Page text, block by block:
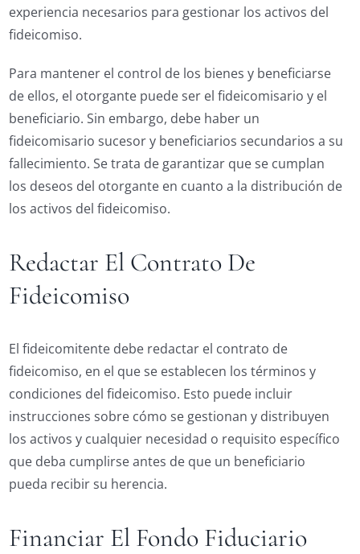
experiencia necesarios para gestionar los activos del
fideicomiso.
Para mantener el control de los bienes y beneficiarse
de ellos, el otorgante puede ser el fideicomisario y el
beneficiario. Sin embargo, debe haber un
fideicomisario sucesor y beneficiarios secundarios a su
fallecimiento. Se trata de garantizar que se cumplan
los deseos del otorgante en cuanto a la distribución de
los activos del fideicomiso.
Redactar El Contrato De
Fideicomiso
El fideicomitente debe redactar el contrato de
fideicomiso, en el que se establecen los términos y
condiciones del fideicomiso. Esto puede incluir
instrucciones sobre cómo se gestionan y distribuyen
los activos y cualquier necesidad o requisito específico
que deba cumplirse antes de que un beneficiario
pueda recibir su herencia.
Financiar El Fondo Fiduciario